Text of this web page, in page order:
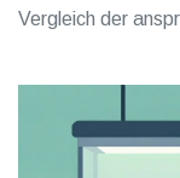
Vergleich der